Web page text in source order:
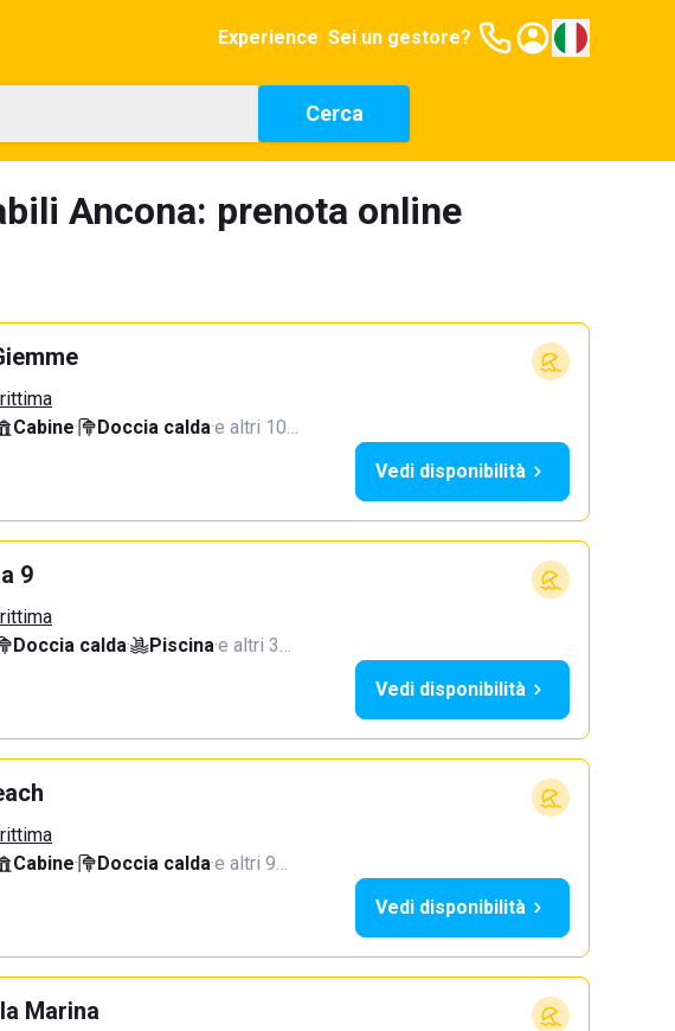
Experience Sei un gestore?
Cerca
Ancona: prenota online
Cabine· Doccia calda·e altri 10…
Vedi disponibilità
9
Doccia calda· Piscina·e altri 3…
Vedi disponibilità
Cabine· Doccia calda·e altri 9…
Vedi disponibilità
Marina